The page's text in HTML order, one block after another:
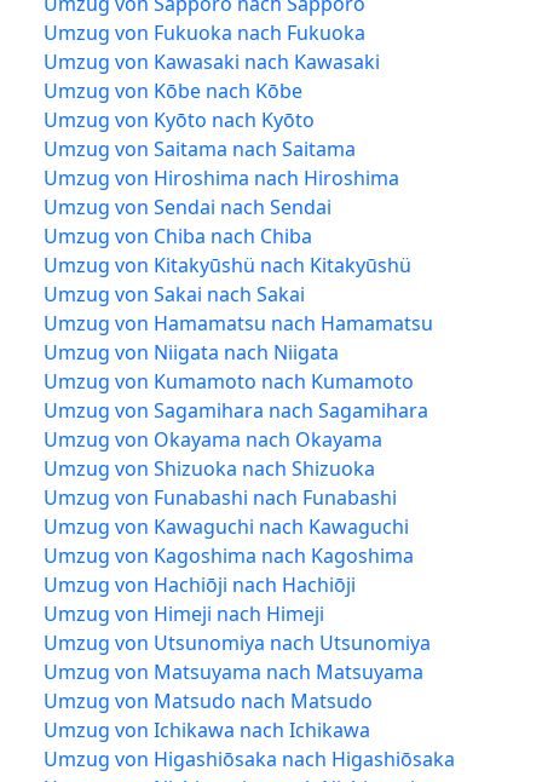
Umzug von Fukuoka nach Fukuoka
Umzug von Kawasaki nach Kawasaki
Umzug von Kōbe nach Kōbe
Umzug von Kyōto nach Kyōto
Umzug von Saitama nach Saitama
Umzug von Hiroshima nach Hiroshima
Umzug von Sendai nach Sendai
Umzug von Chiba nach Chiba
Umzug von Kitakyūshü nach Kitakyūshü
Umzug von Sakai nach Sakai
Umzug von Hamamatsu nach Hamamatsu
Umzug von Niigata nach Niigata
Umzug von Kumamoto nach Kumamoto
Umzug von Sagamihara nach Sagamihara
Umzug von Okayama nach Okayama
Umzug von Shizuoka nach Shizuoka
Umzug von Funabashi nach Funabashi
Umzug von Kawaguchi nach Kawaguchi
Umzug von Kagoshima nach Kagoshima
Umzug von Hachiōji nach Hachiōji
Umzug von Himeji nach Himeji
Umzug von Utsunomiya nach Utsunomiya
Umzug von Matsuyama nach Matsuyama
Umzug von Matsudo nach Matsudo
Umzug von Ichikawa nach Ichikawa
Umzug von Higashiōsaka nach Higashiōsaka